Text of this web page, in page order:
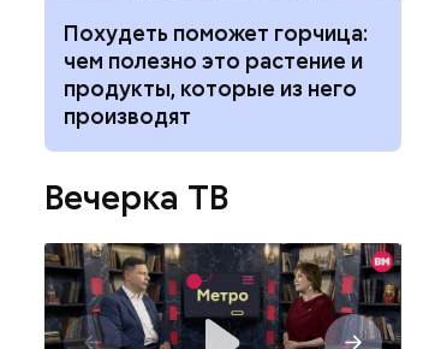
Мужчина умер после укуса
гадюки: как отличить ее от
ужа и когда она атакует
Вечерка ТВ